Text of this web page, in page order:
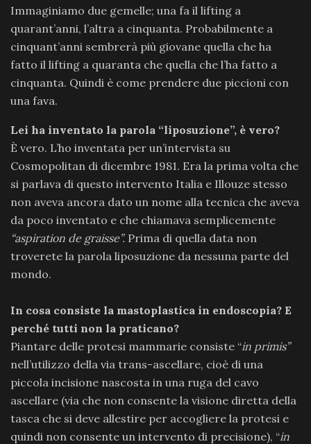
Immaginiamo due gemelle; una fa il lifting a
quarant’anni, l’altra a cinquanta. Probabilmente a
cinquant’anni sembrerà più giovane quella che ha
fatto il lifting a quaranta che quella che l’ha fatto a
cinquanta. Quindi è come prendere due piccioni con
una fava.
Lei ha inventato la parola “liposuzione”, è vero?
È vero. L’ho inventata per un’intervista su
Cosmopolitan di dicembre 1981. Era la prima volta che
si parlava di questo intervento Italia e Illouze stesso
non aveva ancora dato un nome alla tecnica che aveva
da poco inventato e che chiamava semplicemente
“aspiration de graisse”. Prima di quella data non
troverete la parola liposuzione da nessuna parte del
mondo.
In cosa consiste la mastoplastica in endoscopia? E
perché tutti non la praticano?
Piantare delle protesi mammarie consiste “in primis”
nell’utilizzo della via trans-ascellare, cioè di una
piccola incisione nascosta in una ruga del cavo
ascellare (via che non consente la visione diretta della
tasca che si deve allestire per accogliere la protesi e
quindi non consente un intervento di precisione), “in